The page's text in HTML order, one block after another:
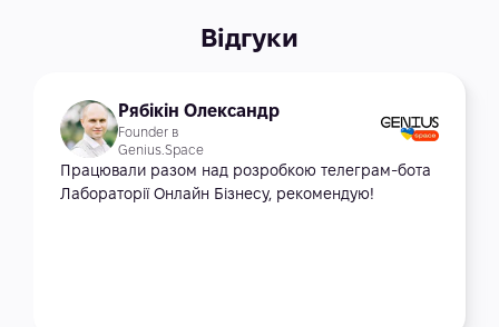
Відгуки
Рябікін Олександр
Founder в
Genius.Space
Працювали разом над розробкою телеграм-бота
Лабораторії Онлайн Бізнесу, рекомендую!